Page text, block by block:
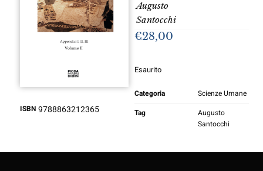
ISBN 9788863212365
Augusto
Santocchi
€28,00
Esaurito
Categoria
Scienze Umane
Tag
Augusto
Santocchi